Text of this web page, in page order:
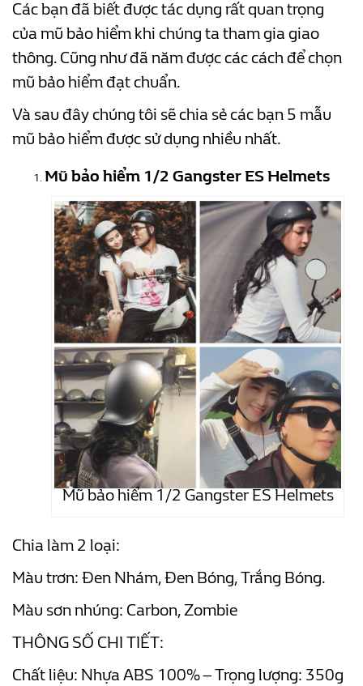
Các bạn đã biết được tác dụng rất quan trọng
của mũ bảo hiểm khi chúng ta tham gia giao
thông. Cũng như đã năm được các cách để chọn
mũ bảo hiểm đạt chuẩn.
Và sau đây chúng tôi sẽ chia sẻ các bạn 5 mẫu
mũ bảo hiểm được sử dụng nhiều nhất.
Mũ bảo hiểm 1/2 Gangster ES Helmets
Mũ bảo hiểm 1/2 Gangster ES Helmets
Chia làm 2 loại:
Màu trơn: Đen Nhám, Đen Bóng, Trắng Bóng.
Màu sơn nhúng: Carbon, Zombie
THÔNG SỐ CHI TIẾT:
Chất liệu: Nhựa ABS 100% – Trọng lượng: 350g